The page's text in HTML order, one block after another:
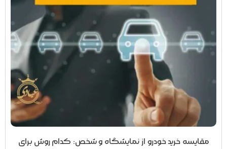
مقایسه خرید خودرو از نمایشگاه و شخص: کدام روش برای